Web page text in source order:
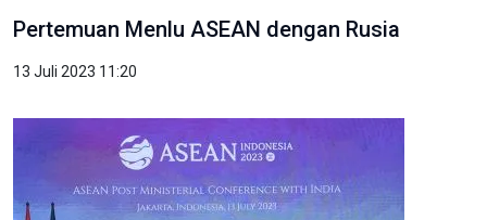
Pertemuan Menlu ASEAN dengan Rusia
13 Juli 2023 11:20